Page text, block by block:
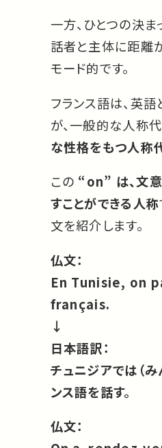
一方、ひとつの決
話者と主体に距離
モード的です。
フランス語は、英
が、一般的な人称
な性格をもつ人称
この “on” は、文
すことができる人称
文を紹介します。
仏文：
En Tunisie, on
français.
↓
日本語訳：
チュニジアでは（
ンス語を話す。
仏文：